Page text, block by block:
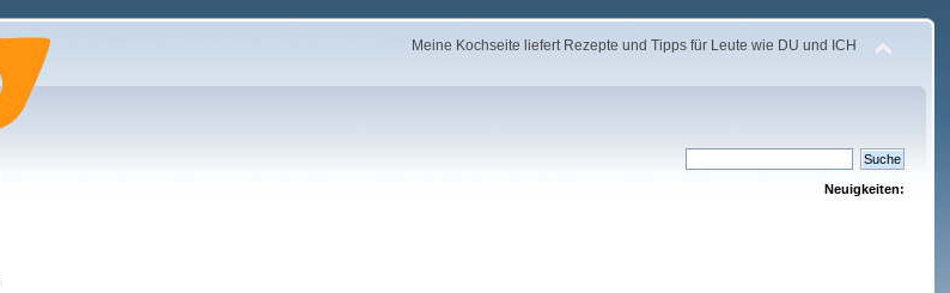
Meine Kochseite liefert Rezepte und Tipps für Leute wie DU und ICH
Neuigkeiten: